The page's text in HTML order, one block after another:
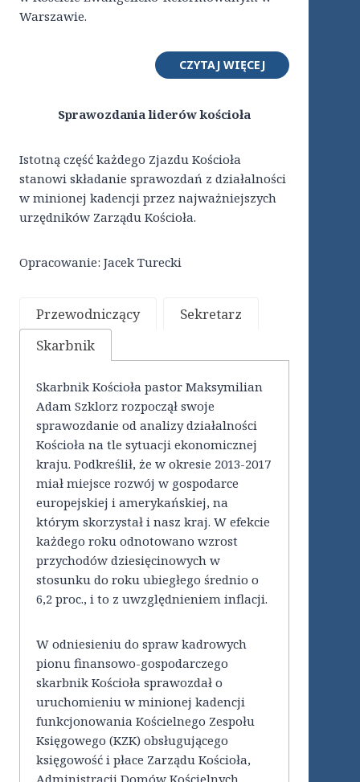
Warszawie.
CZYTAJ WIĘCEJ
Sprawozdania liderów kościoła
Istotną część każdego Zjazdu Kościoła
stanowi składanie sprawozdań z działalności
w minionej kadencji przez najważniejszych
urzędników Zarządu Kościoła.
Opracowanie: Jacek Turecki
Przewodniczący
Sekretarz
Skarbnik
Skarbnik Kościoła pastor Maksymilian
Adam Szklorz rozpoczął swoje
sprawozdanie od analizy działalności
Kościoła na tle sytuacji ekonomicznej
kraju. Podkreślił, że w okresie 2013-2017
miał miejsce rozwój w gospodarce
europejskiej i amerykańskiej, na
którym skorzystał i nasz kraj. W efekcie
każdego roku odnotowano wzrost
przychodów dziesięcinowych w
stosunku do roku ubiegłego średnio o
6,2 proc., i to z uwzględnieniem inflacji.
W odniesieniu do spraw kadrowych
pionu finansowo-gospodarczego
skarbnik Kościoła sprawozdał o
uruchomieniu w minionej kadencji
funkcjonowania Kościelnego Zespołu
Księgowego (KZK) obsługującego
księgowość i płace Zarządu Kościoła,
Administracji Domów Kościelnych